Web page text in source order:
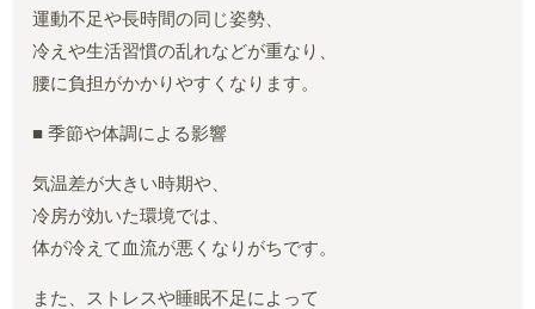
運動不足や長時間の同じ姿勢、
冷えや生活習慣の乱れなどが重なり、
腰に負担がかかりやすくなります。
■ 季節や体調による影響
気温差が大きい時期や、
冷房が効いた環境では、
体が冷えて血流が悪くなりがちです。
また、ストレスや睡眠不足によって